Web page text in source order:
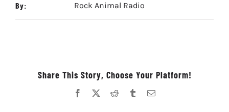
By: Rock Animal Radio
Share This Story, Choose Your Platform!
Facebook Reddit TumblrCorreo